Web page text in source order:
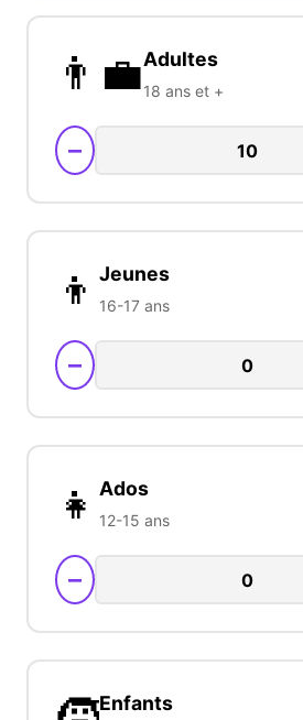
👨‍💼Adultes
18 ans et +
−
👦 Jeunes
16-17 ans
−
👧 Ados
12-15 ans
−
Enfants